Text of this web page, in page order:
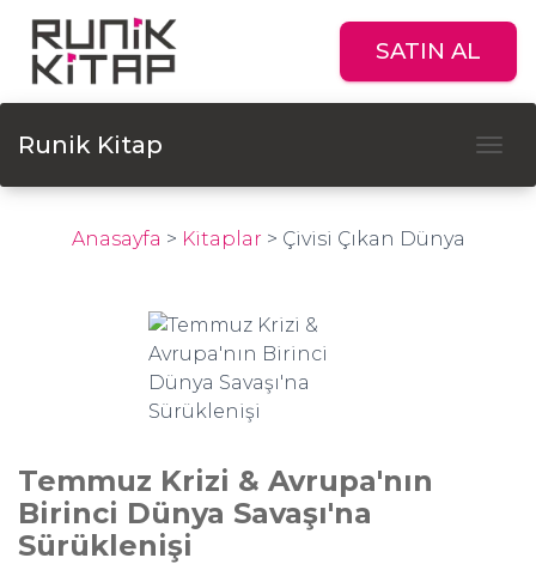
SATIN AL
Runik Kitap
Anasayfa > Kitaplar > Çivisi Çıkan Dünya
Temmuz Krizi & Avrupa'nın
Birinci Dünya Savaşı'na
Sürüklenişi